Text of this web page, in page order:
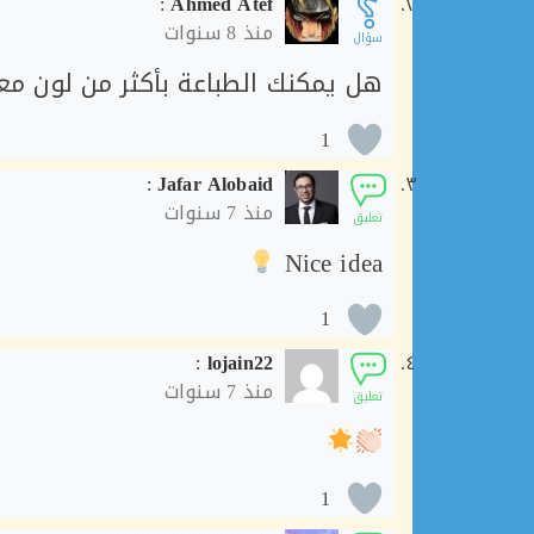
سؤال منذ 8 سنوات
هل يمكنك الطباعة بأكثر من لون
1
تعليق
Jafar Alobaid
:
منذ 7 سنوات
Nice idea
1
تعليق
lojain22
:
منذ 7 سنوات
1